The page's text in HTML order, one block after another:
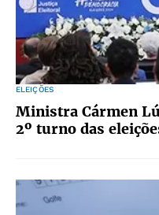
ELEIÇÕES
Ministra Cármen
2º turno das